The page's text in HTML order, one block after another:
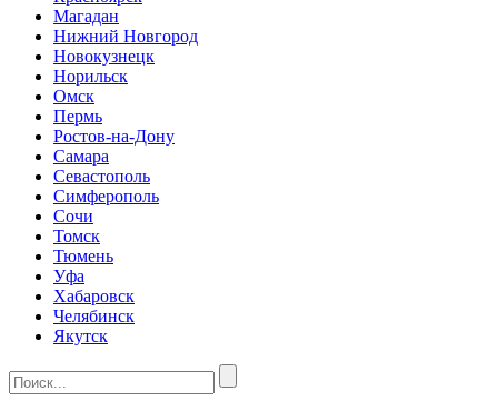
Магадан
Нижний Новгород
Новокузнецк
Норильск
Омск
Пермь
Ростов-на-Дону
Самара
Севастополь
Симферополь
Сочи
Томск
Тюмень
Уфа
Хабаровск
Челябинск
Якутск